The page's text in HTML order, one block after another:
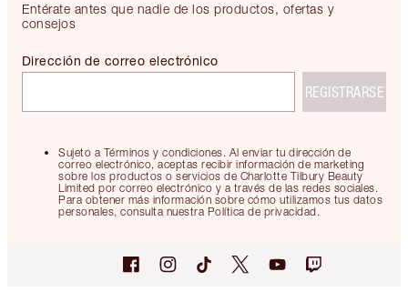
Entérate antes que nadie de los productos, ofertas y
consejos
Sujeto a Términos y condiciones. Al enviar tu dirección de
correo electrónico, aceptas recibir información de marketing
sobre los productos o servicios de Charlotte Tilbury Beauty
Limited por correo electrónico y a través de las redes sociales.
Para obtener más información sobre cómo utilizamos tus datos
personales, consulta nuestra Política de privacidad.
Dirección de correo electrónico
REGISTRARSE